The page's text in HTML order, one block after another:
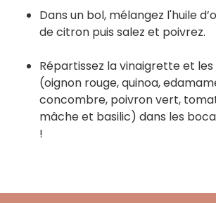
Dans un bol, mélangez l'huile
de citron puis salez et poivrez.
Répartissez la vinaigrette et
(oignon rouge, quinoa,
concombre, poivron vert,
mâche et basilic) dans les
!